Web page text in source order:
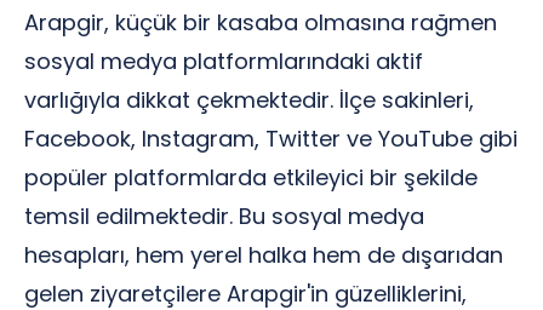
Arapgir, küçük bir kasaba olmasına rağmen
sosyal medya platformlarındaki aktif
varlığıyla dikkat çekmektedir. İlçe sakinleri,
Facebook, Instagram, Twitter ve YouTube gibi
popüler platformlarda etkileyici bir şekilde
temsil edilmektedir. Bu sosyal medya
hesapları, hem yerel halka hem de dışarıdan
gelen ziyaretçilere Arapgir'in güzelliklerini,